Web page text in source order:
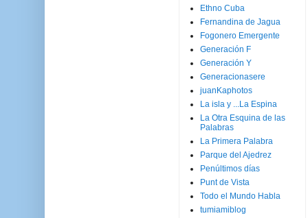
Ethno Cuba
Fernandina de Jagua
Fogonero Emergente
Generación F
Generación Y
Generacionasere
juanKaphotos
La isla y ...La Espina
La Otra Esquina de las
Palabras
La Primera Palabra
Parque del Ajedrez
Penúltimos días
Punt de Vista
Todo el Mundo Habla
tumiamiblog